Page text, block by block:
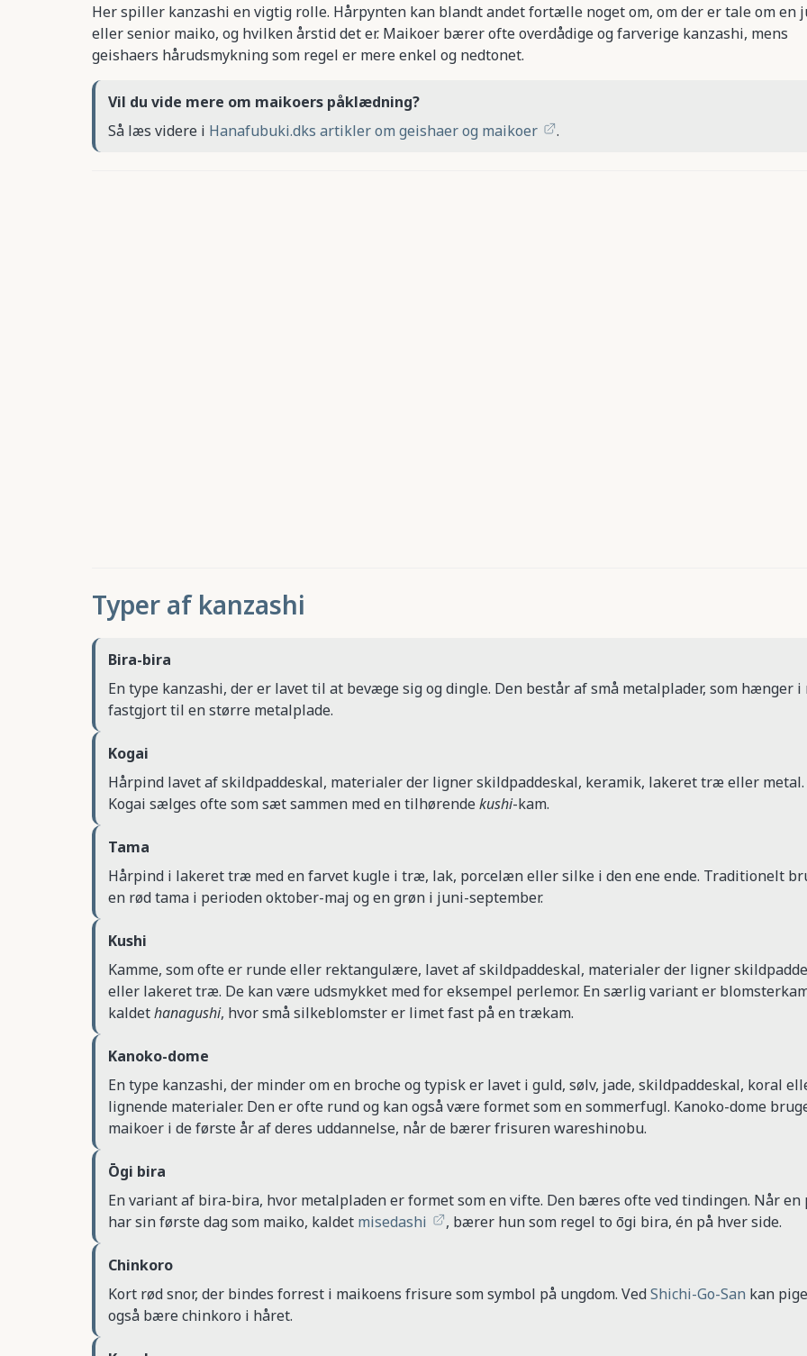
Her spiller kanzashi en vigtig rolle. Hårpynten kan blandt andet fortælle noget om, om der er tale om en
eller senior maiko, og hvilken årstid det er. Maikoer bærer ofte overdådige og farverige kanzashi, mens
geishaers hårudsmykning som regel er mere enkel og nedtonet.
Vil du vide mere om maikoers påklædning?
Så læs videre i Hanafubuki.dks artikler om geishaer og maikoer .
Typer af kanzashi
Bira-bira
En type kanzashi, der er lavet til at bevæge sig og dingle. Den består af små metalplader, som hænger i
fastgjort til en større metalplade.
Kogai
Hårpind lavet af skildpaddeskal, materialer der ligner skildpaddeskal, keramik, lakeret træ eller metal.
Kogai sælges ofte som sæt sammen med en tilhørendekushi-kam.
Tama
Hårpind i lakeret træ med en farvet kugle i træ, lak, porcelæn eller silke i den ene ende. Traditionelt
en rød tama i perioden oktober-maj og en grøn i juni-september.
Kushi
Kamme, som ofte er runde eller rektangulære, lavet af skildpaddeskal, materialer der ligner
eller lakeret træ. De kan være udsmykket med for eksempel perlemor. En særlig variant er
kaldethanagushi, hvor små silkeblomster er limet fast på en trækam.
Kanoko-dome
En type kanzashi, der minder om en broche og typisk er lavet i guld, sølv, jade, skildpaddeskal, koral
lignende materialer. Den er ofte rund og kan også være formet som en sommerfugl. Kanoko-dome
maikoer i de første år af deres uddannelse, når de bærer frisuren wareshinobu.
Ōgi bira
En variant af bira-bira, hvor metalpladen er formet som en vifte. Den bæres ofte ved tindingen. Når en
har sin første dag som maiko, kaldet misedashi , bærer hun som regel to ōgi bira, én på hver side.
Chinkoro
Kort rød snor, der bindes forrest i maikoens frisure som symbol på ungdom. VedShichi-Go-San kan
også bære chinkoro i håret.